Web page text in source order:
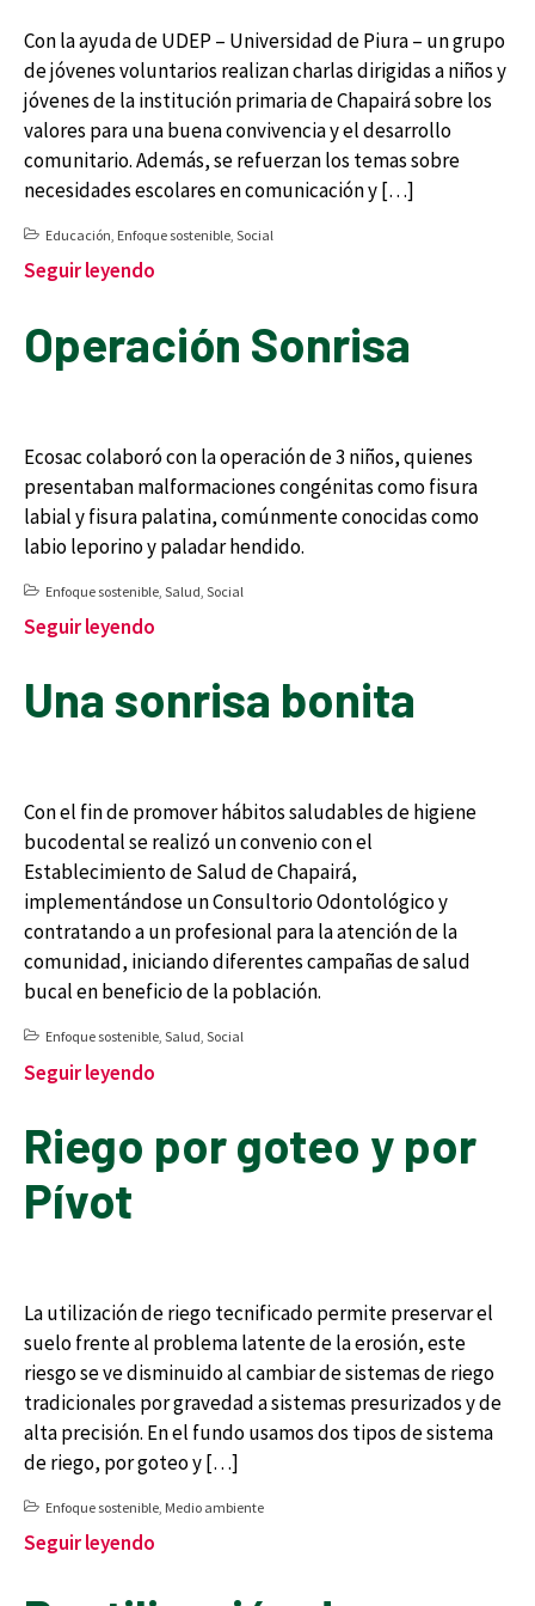
Con la ayuda de UDEP – Universidad de Piura – un grupo
de jóvenes voluntarios realizan charlas dirigidas a niños y
jóvenes de la institución primaria de Chapairá sobre los
valores para una buena convivencia y el desarrollo
comunitario. Además, se refuerzan los temas sobre
necesidades escolares en comunicación y […]
Educación Enfoque sostenible Social
Seguir leyendo
Operación Sonrisa
Ecosac colaboró con la operación de 3 niños, quienes
presentaban malformaciones congénitas como fisura
labial y fisura palatina, comúnmente conocidas como
labio leporino y paladar hendido.
Enfoque sostenible Salud Social
Seguir leyendo
Una sonrisa bonita
Con el fin de promover hábitos saludables de higiene
bucodental se realizó un convenio con el
Establecimiento de Salud de Chapairá,
implementándose un Consultorio Odontológico y
contratando a un profesional para la atención de la
comunidad, iniciando diferentes campañas de salud
bucal en beneficio de la población.
Enfoque sostenible, Salud, Social
Seguir leyendo
Riego por goteo y por
Pívot
La utilización de riego tecnificado permite preservar el
suelo frente al problema latente de la erosión, este
riesgo se ve disminuido al cambiar de sistemas de riego
tradicionales por gravedad a sistemas presurizados y de
alta precisión. En el fundo usamos dos tipos de sistema
de riego, por goteo y […]
Enfoque sostenible, Medio ambiente
Seguir leyendo